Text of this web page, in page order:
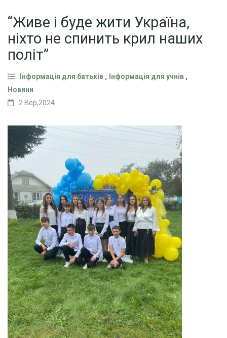
“Живе і буде жити Україна,
ніхто не спинить крил наших
політ”
Інформація для батьків , Інформація для учнів ,
Новини
2 Вер,2024